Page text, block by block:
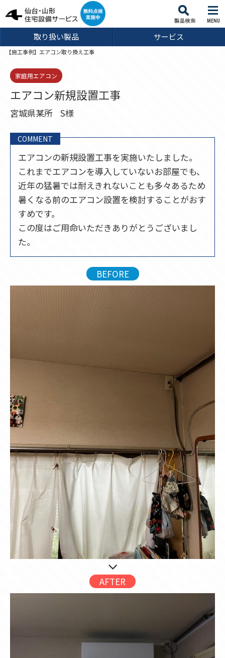
MENU
取り扱い製品 サービス
【施工事例】エアコン取り換え工事
家庭用エアコン
エアコン新規設置工事
宮城県某所 S様
COMMENT
エアコンの新規設置工事を実施いたしました。
これまでエアコンを導入していないお部屋でも、
近年の猛暑では耐えきれないことも多々あるため
暑くなる前のエアコン設置を検討することがおす
すめです。
この度はご用命いただきありがとうございまし
た。
BEFORE
AFTER